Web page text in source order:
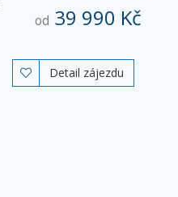
od 39 990 Kč
 Detail zájezdu